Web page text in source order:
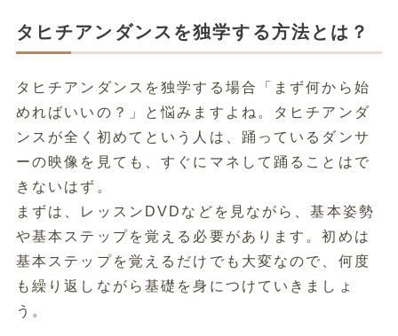
タヒチアンダンスを独学する方法とは？
タヒチアンダンスを独学する場合「まず何から始
めればいいの？」と悩みますよね。タヒチアンダ
ンスが全く初めてという人は、踊っているダンサ
ーの映像を見ても、すぐにマネして踊ることはで
きないはず。
まずは、レッスンDVDなどを見ながら、基本姿勢
や基本ステップを覚える必要があります。初めは
基本ステップを覚えるだけでも大変なので、何度
も繰り返しながら基礎を身につけていきましょ
う。